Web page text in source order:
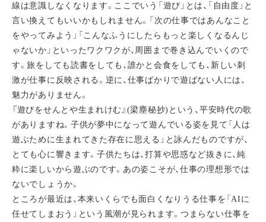
線は意識しなくなります。ここでいう「遊び」とは、「自由度」と
言い換えてもいいかもしれません。「次の仕事ではあんなこと
をやってみよう」「こんなふうにしたらもっと楽しくなるんじ
ゃないか」といったワクワクが、周囲まで巻き込んでいくので
す。旅をしても読書をしても、誰かと会食をしても、新しい刺
激が仕事に反映される。逆に、仕事ばかりで遊ばない人には、
魅力がありません。
『遊びをせんとや生まれけむ』(梁塵秘抄)という、平安時代の歌
がありますね。子供が夢中になって遊んでいる姿を見て「人は
遊ぶために生まれてきた存在に思える」と詠んだものですが、
とても心に響きます。子供たちは、打算や思惑など抜きに、純
粋に楽しいから遊ぶのです。あの姿こそが、仕事の理想形では
ないでしょうか。
ところが最近は、本来いくらでも面白くなりうる仕事を「AIに
任せてしまおう」という風潮が見られます。つまらない仕事を